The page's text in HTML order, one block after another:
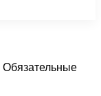
Обязательные